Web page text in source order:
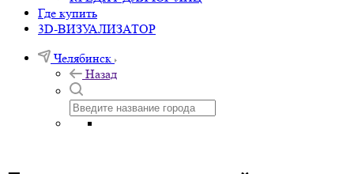
Где купить
3D-ВИЗУАЛИЗАТОР
Челябинск
Назад